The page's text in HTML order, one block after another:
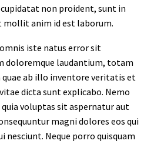
non proident, sunt in
mollit anim id est laborum.
iste natus error sit
doloremque laudantium, totam
quae ab illo inventore veritatis et
dicta sunt explicabo. Nemo
voluptas sit aspernatur aut
magni dolores eos qui
nesciunt. Neque porro quisquam